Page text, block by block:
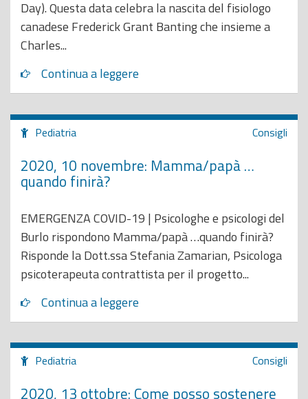
Day). Questa data celebra la nascita del fisiologo
canadese Frederick Grant Banting che insieme a
Charles...
Continua a leggere
Pediatria Consigli
2020, 10 novembre: Mamma/papà …
quando finirà?
EMERGENZA COVID-19 | Psicologhe e psicologi del
Burlo rispondono Mamma/papà …quando finirà?
Risponde la Dott.ssa Stefania Zamarian, Psicologa
psicoterapeuta contrattista per il progetto...
Continua a leggere
Pediatria Consigli
2020, 13 ottobre: Come posso sostenere